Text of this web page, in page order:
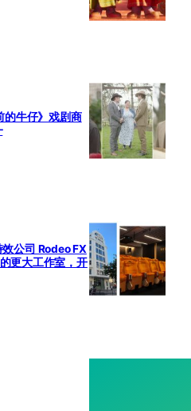
牛仔》戏剧商
公司 Rodeo FX
更大工作室，开